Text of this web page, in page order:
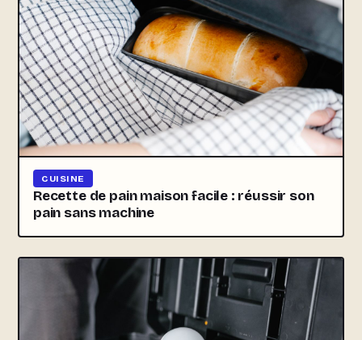
CUISINE
Recette de pain maison facile : réussir son
pain sans machine